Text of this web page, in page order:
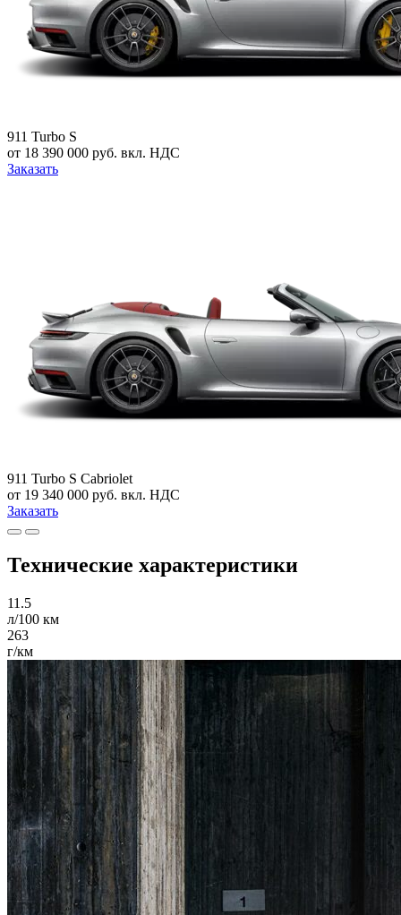
911 Turbo S
от 18 390 000 руб. вкл. НДС
Заказать
911 Turbo S Cabriolet
от 19 340 000 руб. вкл. НДС
Заказать
Технические характеристики
11.5
л/100 км
263
г/км